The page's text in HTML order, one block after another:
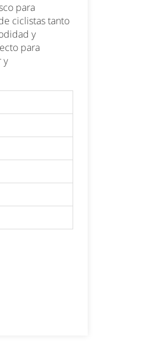
para
ciclistas tanto
y
para
y